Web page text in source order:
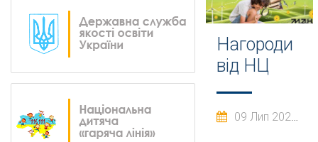
Нагороди
від НЦ
09 Лип 2026